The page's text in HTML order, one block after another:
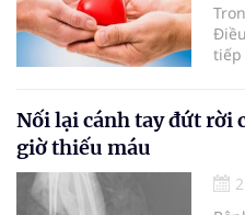
tiếp
Nối lại cánh tay đứt rời
giờ thiếu máu